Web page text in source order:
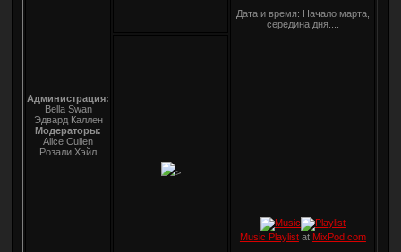
Администрация:
Bella Swan
Эдвард Каллен
Модераторы:
Alice Cullen
Розали Хэйл
~Twilight~
Дата и время: Начало марта,
середина дня....
Music Playlistat MixPod.com
>